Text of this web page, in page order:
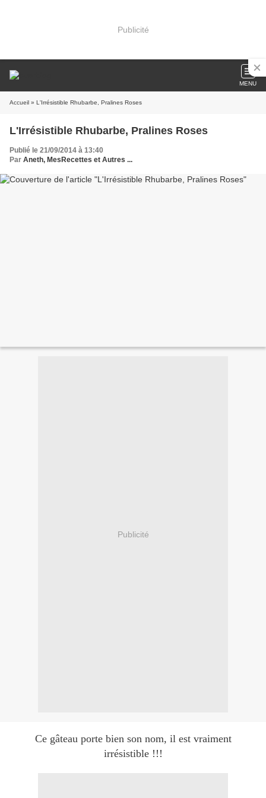
Publicité
MENU
Accueil » L'Irrésistible Rhubarbe, Pralines Roses
L'Irrésistible Rhubarbe, Pralines Roses
Publié le 21/09/2014 à 13:40
Par Aneth, MesRecettes et Autres ...
Publicité
Ce gâteau porte bien son nom, il est vraiment
irrésistible !!!